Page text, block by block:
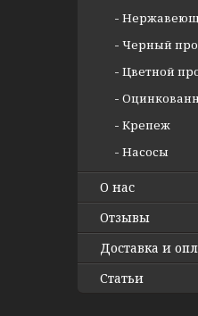
Черный
Цветной
Крепеж
Насосы
О нас
Отзывы
Доставка и
Статьи